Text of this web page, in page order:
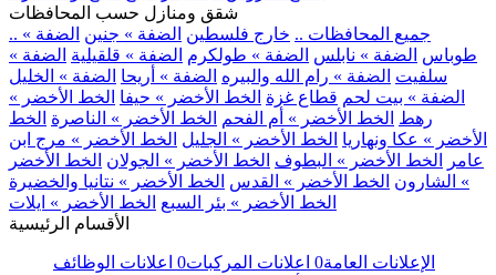
شقق ومنازل حسب المحافظات
.. جميع المحافظات .. خارج فلسطين الضفة » جنين الضفة »
طوباس الضفة » نابلس الضفة » طولكرم الضفة » قلقيلية الضفة »
سلفيت الضفة » رام الله والبيره الضفة » أريحا الضفة » الخليل
الضفة » بيت لحم قطاع غزة الخط الأخضر » حيفا الخط الأخضر »
رهط الخط الأخضر » أم الفحم الخط الأخضر » الناصرة الخط
الأخضر » عكا ونهاريا الخط الأخضر » الجليل الخط الأخضر » مرج ابن
عامر
الخط الأخضر » البطوف الخط الأخضر » الجولان الخط الأخضر
» الشارون الخط الأخضر » القدس الخط الأخضر » نتانيا والخضيرة
الخط الأخضر » بئر السبع الخط الأخضر » ايلات
الأقسام الرئيسية
الإعلانات العامة0 اعلانات المركبات0 اعلانات الوظائف